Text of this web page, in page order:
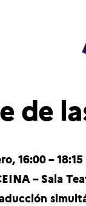
de
16:00 – 18:15
– Sala